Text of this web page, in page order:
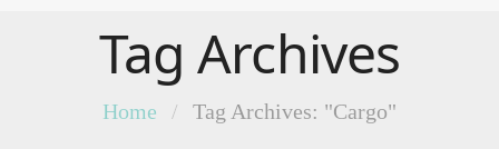
Tag Archives
Home / Tag Archives: "Cargo"